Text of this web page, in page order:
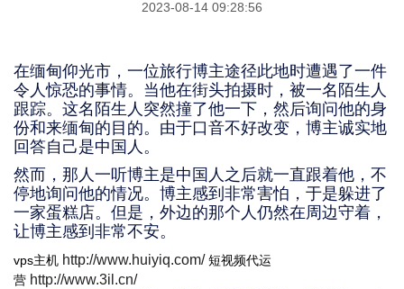
2023-08-14 09:28:56
在缅甸仰光市，一位旅行博主途径此地时遭遇了一件
令人惊恐的事情。当他在街头拍摄时，被一名陌生人
跟踪。这名陌生人突然撞了他一下，然后询问他的身
份和来缅甸的目的。由于口音不好改变，博主诚实地
回答自己是中国人。
然而，那人一听博主是中国人之后就一直跟着他，不
停地询问他的情况。博主感到非常害怕，于是躲进了
一家蛋糕店。但是，外边的那个人仍然在周边守着，
让博主感到非常不安。
vps主机 http://www.huiyiq.com/短视频代运
营 http://www.3il.cn/